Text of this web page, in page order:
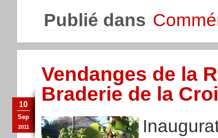
Publié dans
Vendanges de la
Braderie de la
10
Sep
2011